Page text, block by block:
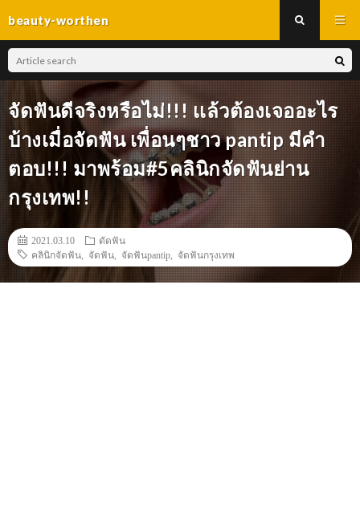
beauty-worthen
จัดฟันดีจริงหรือไม่!!! เเล้วต้องเจออะไร
บ้างเมื่อจัดฟัน เพื่อนๆชาว pantip มีคำ
ตอบ!!! มาพร้อม#5คลินิกจัดฟันย่าน
กรุงเทพ!!
2021.03.10
ดัดฟัน
คลินิกจัดฟัน
จัดฟัน จัดฟันpantip จัดฟันกรุงเทพ